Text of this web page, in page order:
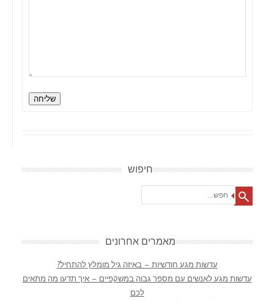
שליחה
חיפוש
מאמרים אחרונים
עדשות מגע חודשיות – באיזה גיל מומלץ להתחיל?
עדשות מגע לאנשים עם מספר גבוה במשקפיים – איך תדעו מה מתאים
לכם